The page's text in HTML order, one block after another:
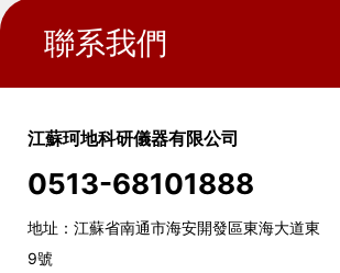
聯系我們
江蘇珂地科研儀器有限公司
0513-68101888
地址：江蘇省南通市海安開發區東海大道東
9號